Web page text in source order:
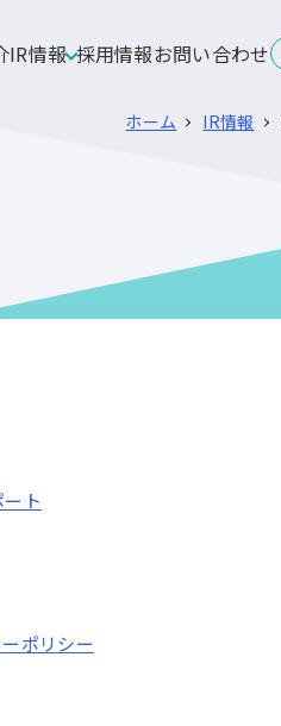
IR情報 採用情報お問い合わせ
ホーム IR情報
ト
ポリシー